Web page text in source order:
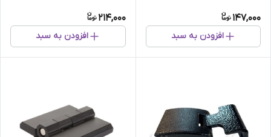
147,000
افزودن به سبد
214,000
افزودن به سبد